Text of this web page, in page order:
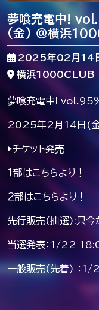
夢喰充電中!
(金) ＠横浜
2025年02月14日
横浜1000CLUB
夢喰充電中! vol.95
2025年2月14日(
▶︎チケット発売
１部はこちらより！
２部はこちらより！
先行販売(抽選):只
当選発表：1/22
一般販売(先着) ：